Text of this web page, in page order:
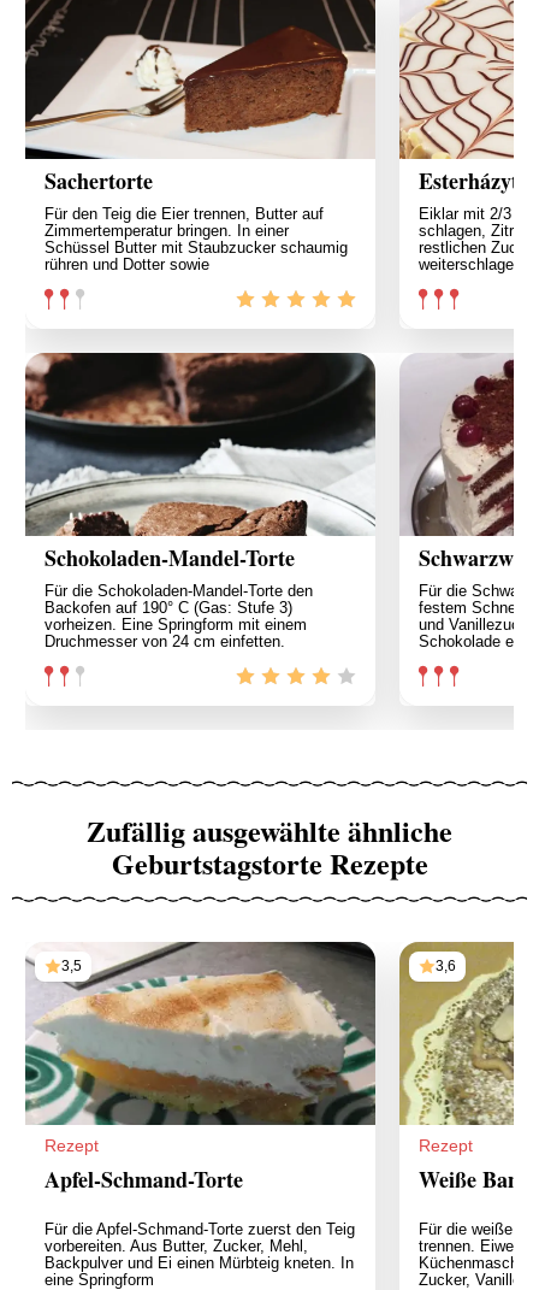
Sachertorte
Für den Teig die Eier trennen, Butter auf
Zimmertemperatur bringen. In einer
Schüssel Butter mit Staubzucker schaumig
rühren und Dotter sowie
Eiklar mit 2/3
schlagen,
restlichen
weiterschlagen,
Schokoladen-Mandel-Torte
Für die Schokoladen-Mandel-Torte den
Backofen auf 190° C (Gas: Stufe 3)
vorheizen. Eine Springform mit einem
Druchmesser von 24 cm einfetten.
Für die
festem Schnee
und
Schokolade
Zufällig ausgewählte ähnliche
Geburtstagstorte Rezepte
3,5
Rezept
Apfel-Schmand-Torte
Für die Apfel-Schmand-Torte zuerst den Teig
vorbereiten. Aus Butter, Zucker, Mehl,
Backpulver und Ei einen Mürbteig kneten. In
eine Springform
3,6
Rezept
Weiße
Für die weiße
trennen. Eiweiß
Zucker,